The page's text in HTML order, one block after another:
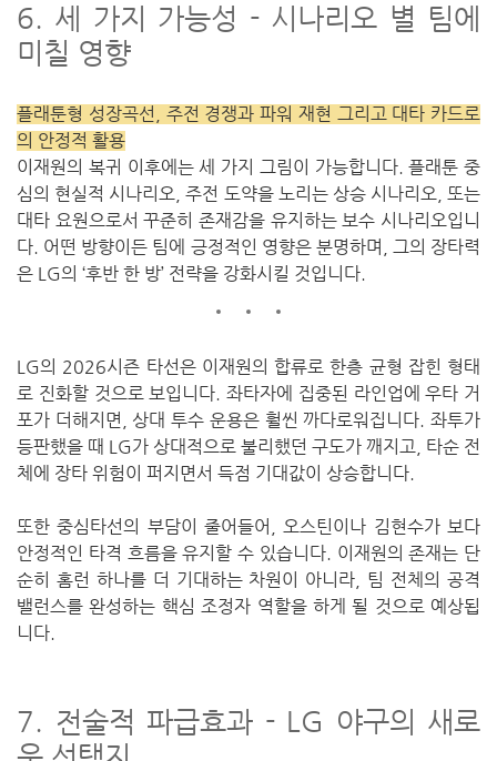
6. 세 가지 가능성 - 시나리오 별 팀에
미칠 영향
플래툰형 성장곡선, 주전 경쟁과 파워 재현 그리고 대타 카드로
의 안정적 활용
이재원의 복귀 이후에는 세 가지 그림이 가능합니다. 플래툰 중
심의 현실적 시나리오, 주전 도약을 노리는 상승 시나리오, 또는
대타 요원으로서 꾸준히 존재감을 유지하는 보수 시나리오입니
다. 어떤 방향이든 팀에 긍정적인 영향은 분명하며, 그의 장타력
은 LG의 ‘후반 한 방’ 전략을 강화시킬 것입니다.
LG의 2026시즌 타선은 이재원의 합류로 한층 균형 잡힌 형태
로 진화할 것으로 보입니다. 좌타자에 집중된 라인업에 우타 거
포가 더해지면, 상대 투수 운용은 훨씬 까다로워집니다. 좌투가
등판했을 때 LG가 상대적으로 불리했던 구도가 깨지고, 타순 전
체에 장타 위험이 퍼지면서 득점 기대값이 상승합니다.
또한 중심타선의 부담이 줄어들어, 오스틴이나 김현수가 보다
안정적인 타격 흐름을 유지할 수 있습니다. 이재원의 존재는 단
순히 홈런 하나를 더 기대하는 차원이 아니라, 팀 전체의 공격
밸런스를 완성하는 핵심 조정자 역할을 하게 될 것으로 예상됩
니다.
7. 전술적 파급효과 - LG 야구의 새로